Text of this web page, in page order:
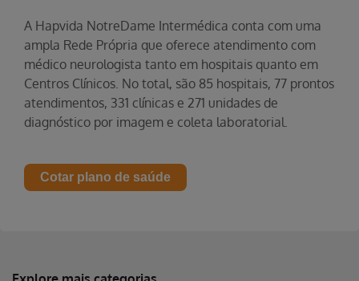
A Hapvida NotreDame Intermédica conta com uma
ampla Rede Própria que oferece atendimento com
médico neurologista tanto em hospitais quanto em
Centros Clínicos. No total, são 85 hospitais, 77 prontos
atendimentos, 331 clínicas e 271 unidades de
diagnóstico por imagem e coleta laboratorial.
Cotar plano de saúde